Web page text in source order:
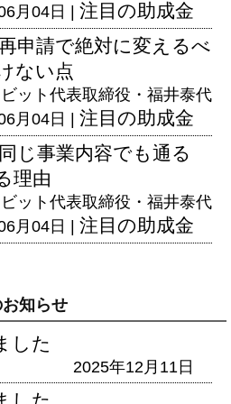
月04日 | 注目の助成金
申請で絶対に変えるべ
ない点
ット代表取締役・福井泰代
月04日 | 注目の助成金
じ事業内容でも通る
理由
ット代表取締役・福井泰代
月04日 | 注目の助成金
知らせ
した
2025年12月11日
した